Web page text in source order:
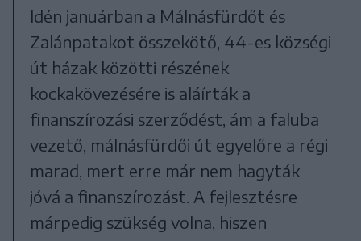
Idén januárban a Málnásfürdőt és
Zalánpatakot összekötő, 44-es községi
út házak közötti részének
kockakövezésére is aláírták a
finanszírozási szerződést, ám a faluba
vezető, málnásfürdői út egyelőre a régi
marad, mert erre már nem hagyták
jóvá a finanszírozást. A fejlesztésre
márpedig szükség volna, hiszen